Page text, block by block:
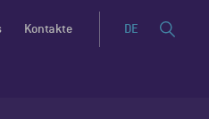
Kontakte DE